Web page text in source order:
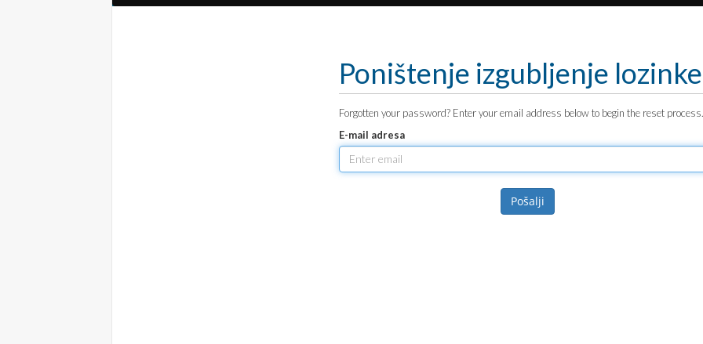
Poništenje izgubljenje lozinke
Forgotten your password? Enter your email address below to begin the reset process.
E-mail adresa
Pošalji